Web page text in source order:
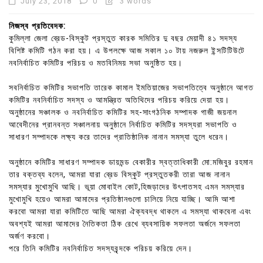
নিজস্ব প্রতিবেদক:
কুমিল্লা জেলা ব্রেড-বিস্কুট প্রস্তুত কারক সমিতির দু বছর মেয়াদী ৪১ সদস্য
বিশিষ্ট কমিটি গঠন করা হয়। এ উপলক্ষে আজ সকাল ১০ টায় নজরুল ইন্সটিটিউটে
নবনির্বাচিত কমিটির পরিচয় ও মতবিনিময় সভা অনুষ্ঠিত হয়।
সবনির্বাচিত কমিটির সভাপতি তারেক কামাল ইমতিয়াজের সভাপতিত্বে অনুষ্ঠানে আগত
কমিটির নবনির্বাচিত সদস্য ও আমন্ত্রিত অতিথিদের পরিচয় করিয়ে দেয়া হয়।
অনুষ্ঠানের সঞ্চালক ও নবনির্বাচিত কমিটির সহ-সাংগঠনিক সম্পাদক গাজী জয়নাল
আবেদীনের প্রানবন্ত সঞ্চালনায় অনুষ্ঠানে নির্বাচিত কমিটির সদস্যরা সভাপতি ও
সাধারণ সম্পাদকে লক্ষ্য করে তাদের প্রাতিষ্ঠানিক নানান সমস্যা তুলে ধরেন।
অনুষ্ঠানে কমিটির সাধারণ সম্পাদক ডায়মন্ড বেকারীর স্বত্তাধিকারী মো:মজিবুর রহমান
তার বক্তব্য বলেন, আমরা যারা ব্রেড বিস্কুট প্রস্তুতকরী তারা আজ নানান
সমস্যার মুখোমুখি আছি। ভূয়া মোবাইল কোট,হিজড়াদের উৎপাতসহ এমন সমস্যার
মুখোমুখি হয়েও আমরা আমাদের প্রতিষ্ঠানগুলো চালিয়ে নিয়ে যাচ্ছি। আমি আশা
করবো আমরা যারা কমিটিতে আছি আমরা ঐক্যবদ্ধ থাকলে এ সমস্যা থাকবেনা এবং
অবশ্যই আমরা আমাদের নৈতিকতা ঠিক রেখে ব্যবসায়িক সফলতা অর্জনে সফলতা
অর্জণ করবো।
পরে তিনি কমিটির নবনির্বাচিত সদস্যবৃন্দকে পরিচয় করিয়ে দেন।